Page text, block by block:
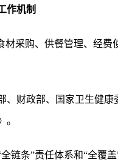
作机制
采购、供餐管理、经
、财政部、国家卫生健
链条”责任体系和“全覆